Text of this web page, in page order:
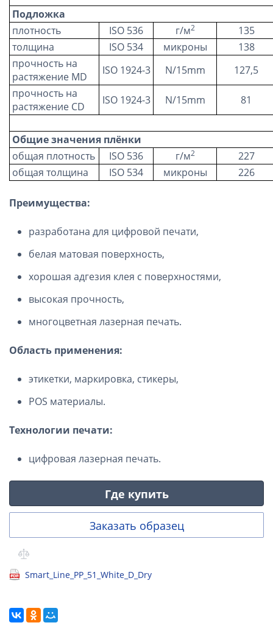
Подложка
плотность
ISO 536 г/м2
135
толщина
ISO 534 микроны
138
прочность на
растяжение MD
ISO 1924-3 N/15mm
127,5
прочность на
растяжение CD
ISO 1924-3 N/15mm 81
Общие значения плёнки
общая плотность
ISO 536 г/м2
227
общая толщина
ISO 534 микроны 226
Преимущества:
разработана для цифровой печати,
белая матовая поверхность,
хорошая адгезия клея с поверхностями,
высокая прочность,
многоцветная лазерная печать.
Область применения:
этикетки, маркировка, стикеры,
POS материалы.
Технологии печати:
цифровая лазерная печать.
Где купить
Заказать образец
Smart_Line_PP_51_White_D_Dry